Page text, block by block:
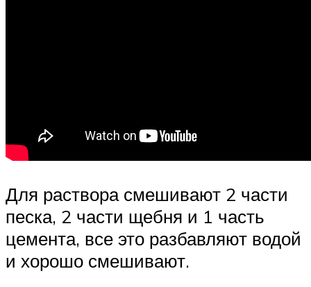
Для раствора смешивают 2 части
песка, 2 части щебня и 1 часть
цемента, все это разбавляют водой
и хорошо смешивают.